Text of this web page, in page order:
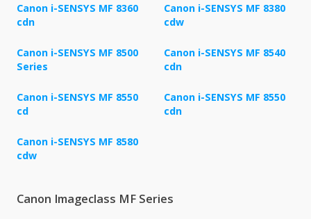
Canon i-SENSYS MF 8360
cdn
Canon i-SENSYS MF 8380
cdw
Canon i-SENSYS MF 8500
Series
Canon i-SENSYS MF 8540
cdn
Canon i-SENSYS MF 8550
cd
Canon i-SENSYS MF 8550
cdn
Canon i-SENSYS MF 8580
cdw
Canon Imageclass MF Series